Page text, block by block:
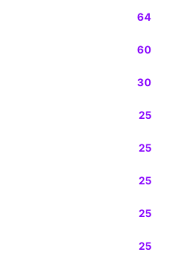
64
60
30
25
25
25
25
25